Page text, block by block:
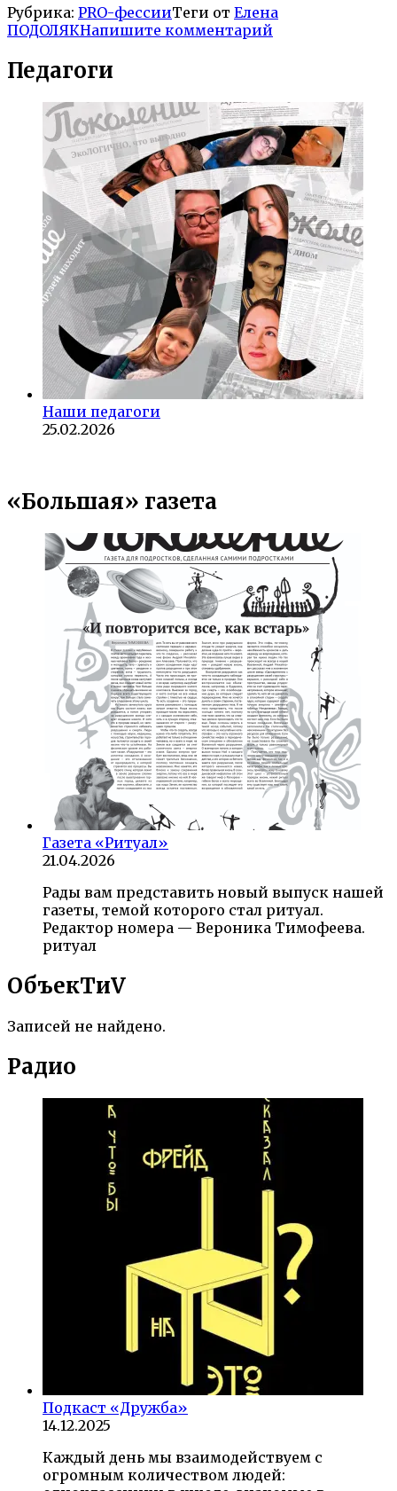
Рубрика: PRO-фессииТеги от Елена
ПОДОЛЯКНапишите комментарий
Педагоги
Наши педагоги
25.02.2026
«Большая» газета
Газета «Ритуал»
21.04.2026
Рады вам представить новый выпуск нашей
газеты, темой которого стал ритуал.
Редактор номера — Вероника Тимофеева.
ритуал
ОбъекTиV
Записей не найдено.
Радио
Подкаст «Дружба»
14.12.2025
Каждый день мы взаимодействуем с
огромным количеством людей: